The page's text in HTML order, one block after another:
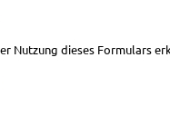
Nutzung dieses Formulars